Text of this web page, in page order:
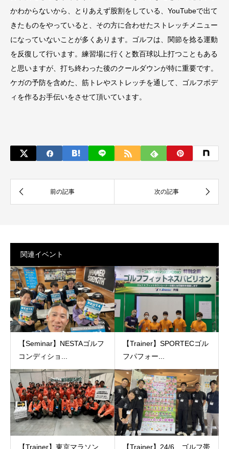
かわからないから、とりあえず股割をしている、YouTubeで出て
きたものをやっていると、その方に合わせたストレッチメニュー
になっていないことが多くあります。ゴルフは、関節を捻る運動
を反復して行います。練習場に行くと数百球以上打つこともある
と思いますが、打ち終わった後のクールダウンが特に重要です。
ケガの予防を含めた、筋トレやストレッチを通して、ゴルフボデ
ィを作るお手伝いをさせて頂いています。
関連イベント
【Seminar】NESTAゴルフ
コンディショ...
【Trainer】SPORTECゴル
フパフォー...
【Trainer】東京マラソン 【Trainer】24/6 ゴルフ帯